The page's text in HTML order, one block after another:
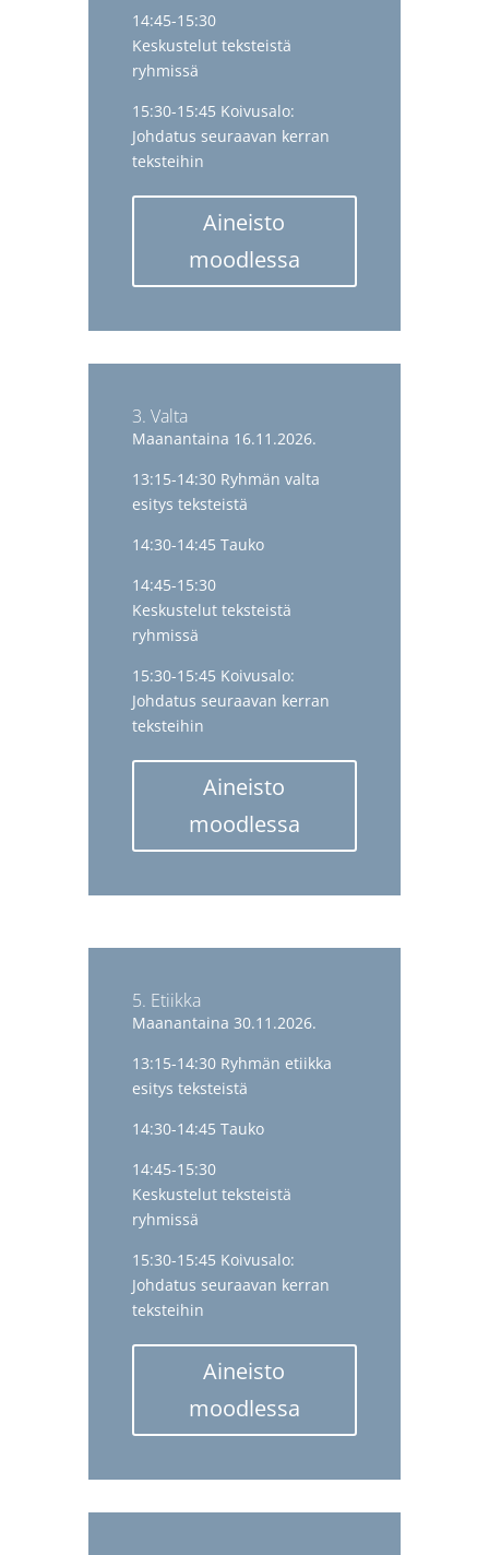
14:45-15:30
Keskustelut teksteistä
ryhmissä
15:30-15:45 Koivusalo:
Johdatus seuraavan kerran
teksteihin
Aineisto
moodlessa
3. Valta
Maanantaina 16.11.2026.
13:15-14:30 Ryhmän valta
esitys teksteistä
14:30-14:45 Tauko
14:45-15:30
Keskustelut teksteistä
ryhmissä
15:30-15:45 Koivusalo:
Johdatus seuraavan kerran
teksteihin
Aineisto
moodlessa
5. Etiikka
Maanantaina 30.11.2026.
13:15-14:30 Ryhmän etiikka
esitys teksteistä
14:30-14:45 Tauko
14:45-15:30
Keskustelut teksteistä
ryhmissä
15:30-15:45 Koivusalo:
Johdatus seuraavan kerran
teksteihin
Aineisto
moodlessa